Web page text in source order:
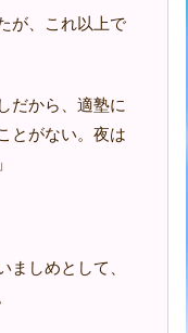
が、これ以上で
だから、適塾に
とがない。夜は
ましめとして、